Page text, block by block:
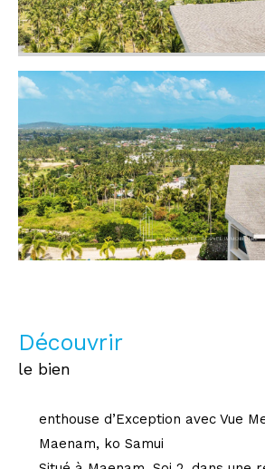
découvrir
le bien
enthouse d’Exception avec Vue
Maenam, ko Samui